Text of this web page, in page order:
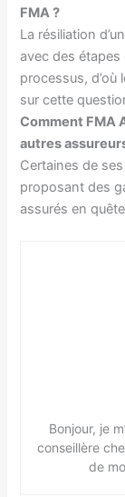
FMA ?
La résiliation
avec des
processus, d’où
sur cette
Comment FMA
autres
Certaines de
proposant des
assurés en
Bonjour, je
conseillère
de